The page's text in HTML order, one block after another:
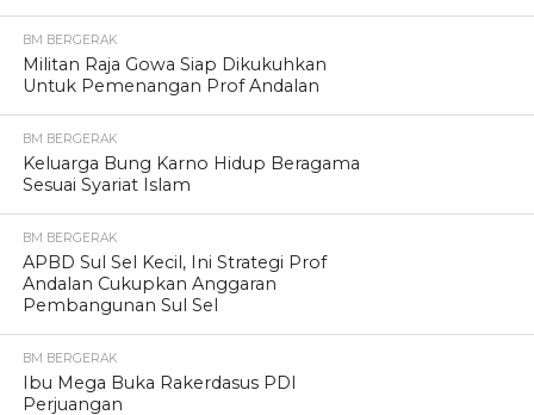
BM BERGERAK
Militan Raja Gowa Siap Dikukuhkan
Untuk Pemenangan Prof Andalan
BM BERGERAK
Keluarga Bung Karno Hidup Beragama
Sesuai Syariat Islam
BM BERGERAK
APBD Sul Sel Kecil, Ini Strategi Prof
Andalan Cukupkan Anggaran
Pembangunan Sul Sel
BM BERGERAK
Ibu Mega Buka Rakerdasus PDI
Perjuangan